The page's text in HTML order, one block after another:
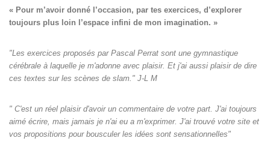
« Pour m’avoir donné l’occasion, par tes exercices, d’explorer
toujours plus loin l’espace infini de mon imagination. »
"Les exercices proposés par Pascal Perrat sont une gymnastique
cérébrale à laquelle je m'adonne avec plaisir. Et j'ai aussi plaisir de dire
ces textes sur les scènes de slam." J-L M
" C'est un réel plaisir d'avoir un commentaire de votre part. J'ai toujours
aimé écrire, mais jamais je n'ai eu a m'exprimer. J'ai trouvé votre site et
vos propositions pour bousculer les idées sont sensationnelles"